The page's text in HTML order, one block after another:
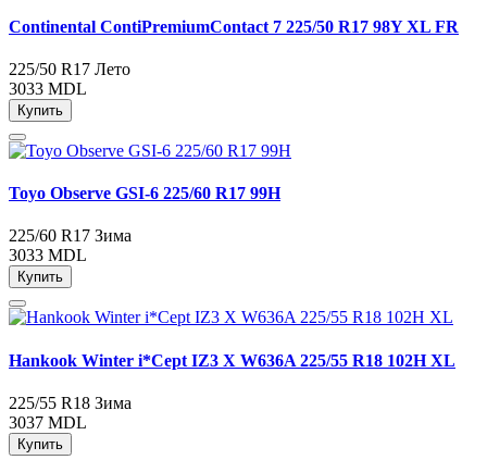
Continental ContiPremiumContact 7 225/50 R17 98Y XL FR
225/50 R17 Лето
3033 MDL
Купить
Toyo Observe GSI-6 225/60 R17 99H
225/60 R17 Зима
3033 MDL
Купить
Hankook Winter i*Cept IZ3 X W636A 225/55 R18 102H XL
225/55 R18 Зима
3037 MDL
Купить